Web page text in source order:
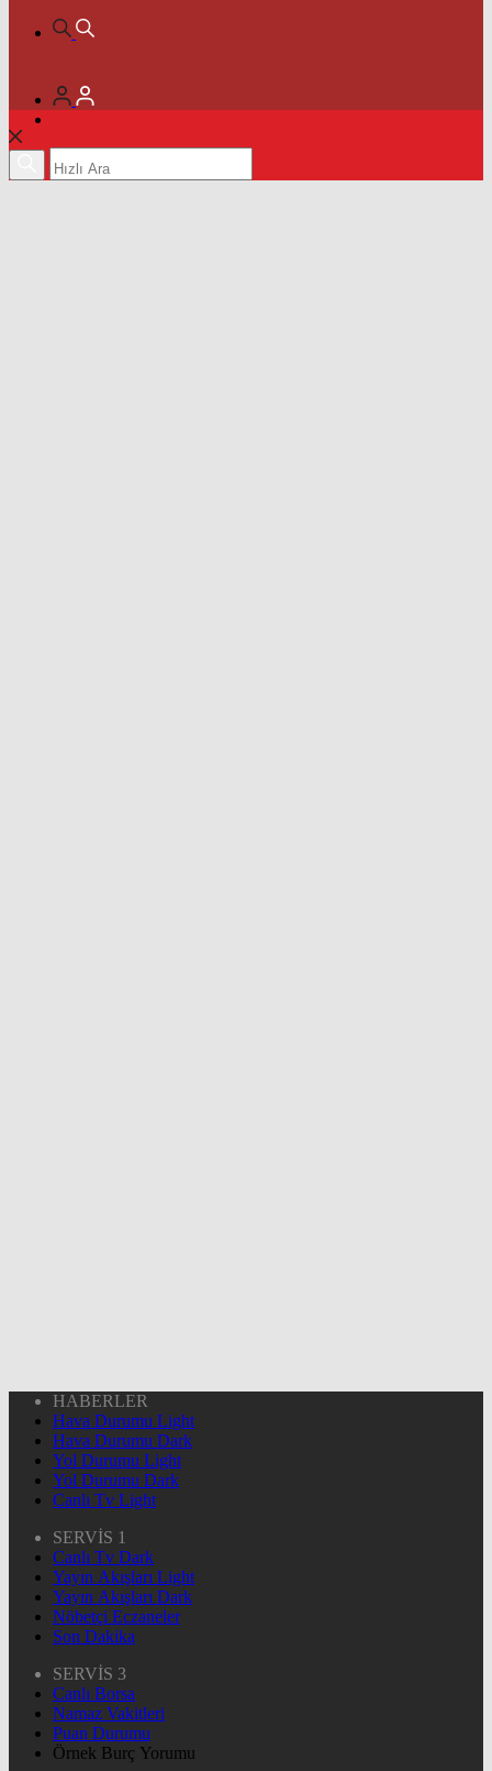
HABERLER
Hava Durumu Light
Hava Durumu Dark
Yol Durumu Light
Yol Durumu Dark
Canlı Tv Light
SERVİS 1
Canlı Tv Dark
Yayın Akışları Light
Yayın Akışları Dark
Nöbetçi Eczaneler
Son Dakika
SERVİS 3
Canlı Borsa
Namaz Vakitleri
Puan Durumu
Örnek Burç Yorumu